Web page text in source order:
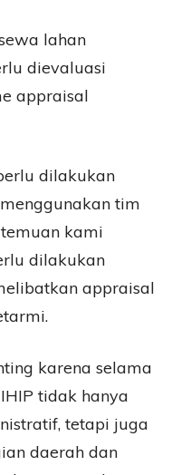
lahan
dievaluasi
appraisal
dilakukan
tim
kami
dilakukan
appraisal
karena selama
tidak hanya
tetapi juga
daerah dan